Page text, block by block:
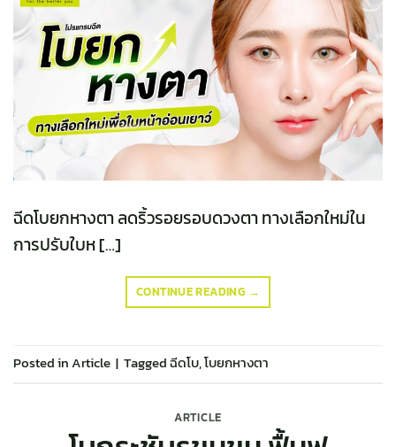
ฉีดโบยกหางตา ลดริ้วรอยรอบดวงตา ทางเลือกใหม่ใน
การปรับใบห […]
CONTINUE READING →
Posted inArticle | Taggedฉีดโบ,โบยกหางตา
ARTICLE